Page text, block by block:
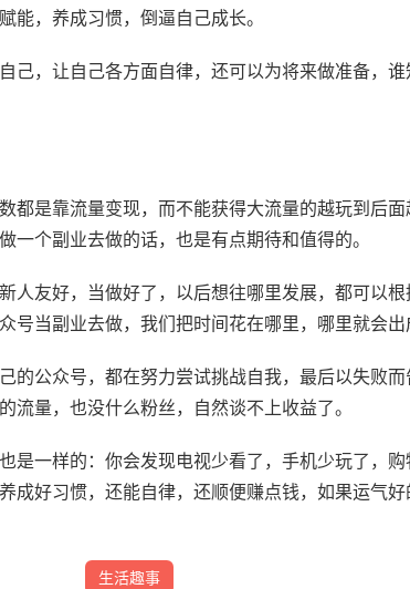
能，养成习惯，倒逼自己成长。
己，让自己各方面自律，还可以为将来做准备，
都是靠流量变现，而不能获得大流量的越玩到后
一个副业去做的话，也是有点期待和值得的。
人友好，当做好了，以后想往哪里发展，都可以
号当副业去做，我们把时间花在哪里，哪里就会出
的公众号，都在努力尝试挑战自我，最后以失败
流量，也没什么粉丝，自然谈不上收益了。
是一样的：你会发现电视少看了，手机少玩了，购
成好习惯，还能自律，还顺便赚点钱，如果运气
生活趣事